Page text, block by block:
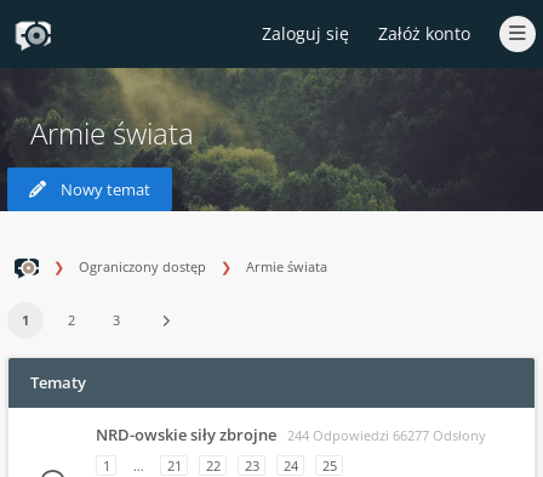
Zaloguj się Załóż konto
Armie świata
Nowy temat
Ograniczony dostęp Armie świata
1 2 3
Tematy
NRD-owskie siły zbrojne 244 Odpowiedzi 66277 Odsłony
1
… 21 22 23 24 25